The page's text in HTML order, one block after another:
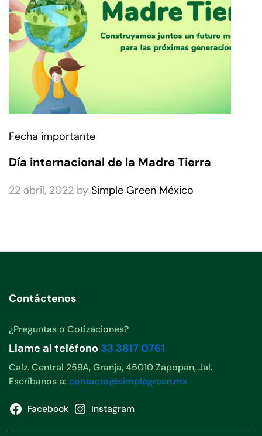
Fecha importante
Día internacional de la Madre Tierra
22 abril, 2022 by Simple Green México
Contáctenos
¿Preguntas o Cotizaciones?
Llame al teléfono 33 3817 0761
Calz. Central 259A, Granja, 45010 Zapopan, Jal.
Escríbanos a: contacto@simplegreen.mx
Facebook Instagram